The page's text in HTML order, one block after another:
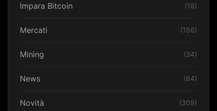
Impara Bitcoin (18)
Mercati (156)
Mining (34)
News (64)
Novità (309)